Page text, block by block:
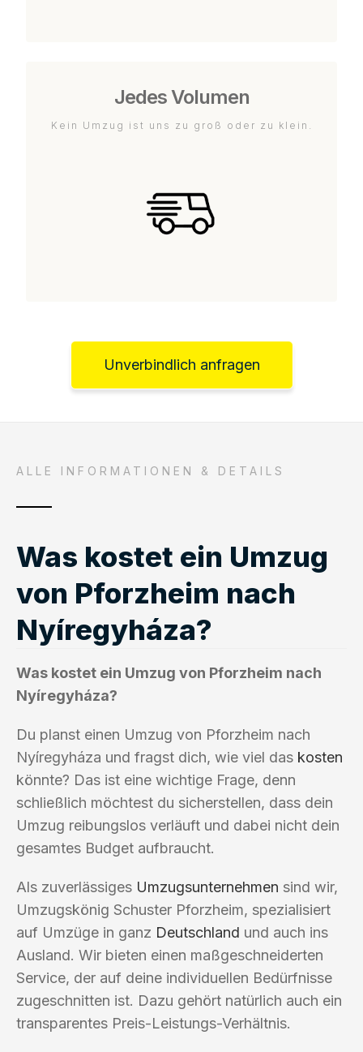
Jedes Volumen
Kein Umzug ist uns zu groß oder zu klein.
Unverbindlich anfragen
ALLE INFORMATIONEN & DETAILS
Was kostet ein Umzug
von Pforzheim nach
Nyíregyháza?
Was kostet ein Umzug von Pforzheim nach
Nyíregyháza?
Du planst einen Umzug von Pforzheim nach
Nyíregyháza und fragst dich, wie viel das kosten
könnte? Das ist eine wichtige Frage, denn
schließlich möchtest du sicherstellen, dass dein
Umzug reibungslos verläuft und dabei nicht dein
gesamtes Budget aufbraucht.
Als zuverlässiges Umzugsunternehmen sind wir,
Umzugskönig Schuster Pforzheim, spezialisiert
auf Umzüge in ganz Deutschland und auch ins
Ausland. Wir bieten einen maßgeschneiderten
Service, der auf deine individuellen Bedürfnisse
zugeschnitten ist. Dazu gehört natürlich auch ein
transparentes Preis-Leistungs-Verhältnis.